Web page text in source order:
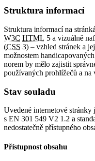
Struktura informací
Struktura informací na
W3C HTML 5 a vizuálně
(CSS 3) – vzhled stránek a
možnostem
norem by mělo zajistit
používaných prohlížečů a na
Stav souladu
Uvedené internetové stránky
s EN 301 549 V2 1.2 a
nedostatečně přístupného
Přístupnost obsahu